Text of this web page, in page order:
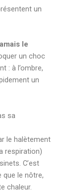
un
le
un choc
: à l’ombre,
un
sa
le halètement
respiration)
C’est
le nôtre,
chaleur.